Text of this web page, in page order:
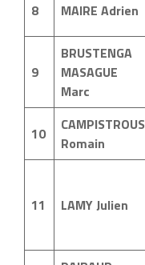
8 MAIRE Adrien
9
BRUSTENGA
MASAGUE
Marc
10
CAMPISTROUS
Romain
11 LAMY Julien